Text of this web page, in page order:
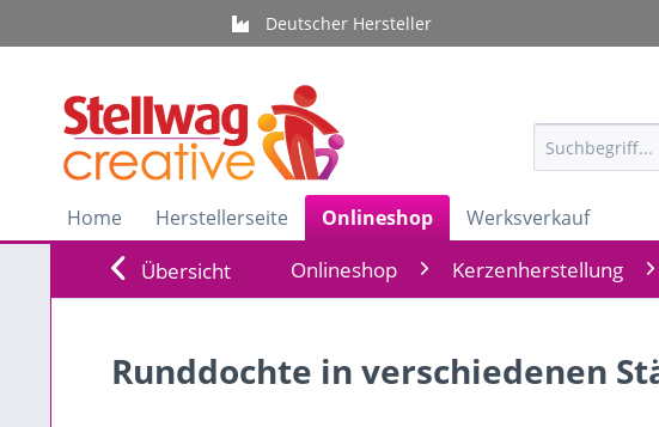
Deutscher Hersteller
Home Herstellerseite Onlineshop Werksverkauf
Übersicht Onlineshop Kerzenherstellung
Runddochte in verschiedenen